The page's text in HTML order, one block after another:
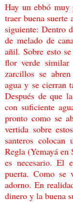
Hay un ebbó muy
traer buena suerte
siguiente: Dentro
de melado de
añil. Sobre esto
flor verde similar
zarcillos se
agua y se cierran
Después de que
con suficiente
pronto como se
vertida sobre
santeros colocan
Regla (Yemayá
es necesario. El
puerta. Como
adorno. En
dinero y la buena